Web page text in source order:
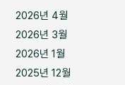
2026년 4월
2026년 3월
2026년 1월
2025년 12월